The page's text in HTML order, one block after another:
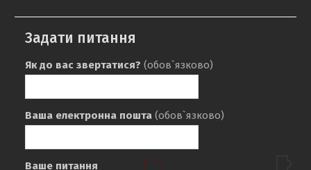
Задати питання
Як до вас звертатися? (обов`язково)
Ваша електронна пошта (обов`язково)
Ваше питання